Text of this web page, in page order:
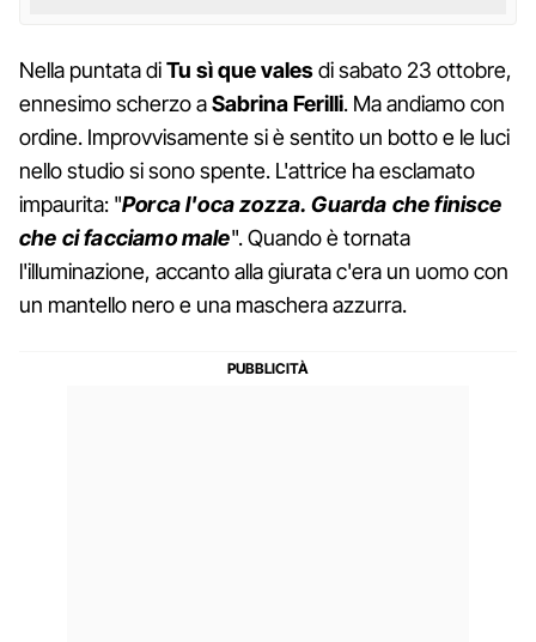
Nella puntata diTu sì que valesdi sabato 23 ottobre,
ennesimo scherzo aSabrina Ferilli. Ma andiamo con
ordine. Improvvisamente si è sentito un botto e le luci
nello studio si sono spente. L'attrice ha esclamato
impaurita: "Porca l'oca zozza. Guarda che finisce
che ci facciamo male". Quando è tornata
l'illuminazione, accanto alla giurata c'era un uomo con
un mantello nero e una maschera azzurra.